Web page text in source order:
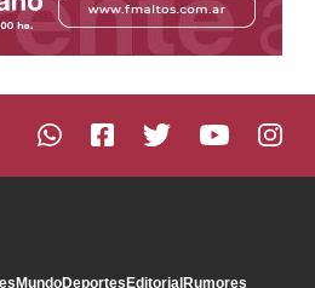
MundoDeportesEditorialRumores